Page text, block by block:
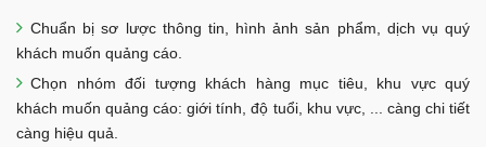
Chuẩn bị sơ lược thông tin, hình ảnh sản phẩm, dịch vụ quý
khách muốn quảng cáo.
Chọn nhóm đối tượng khách hàng mục tiêu, khu vực quý
khách muốn quảng cáo: giới tính, độ tuổi, khu vực, ... càng chi tiết
càng hiệu quả.